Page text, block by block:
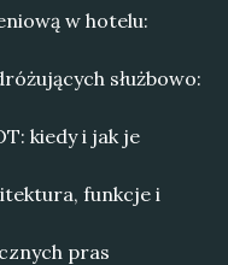
w hotelu:
służbowo:
kiedy i jak je
funkcje i
pras